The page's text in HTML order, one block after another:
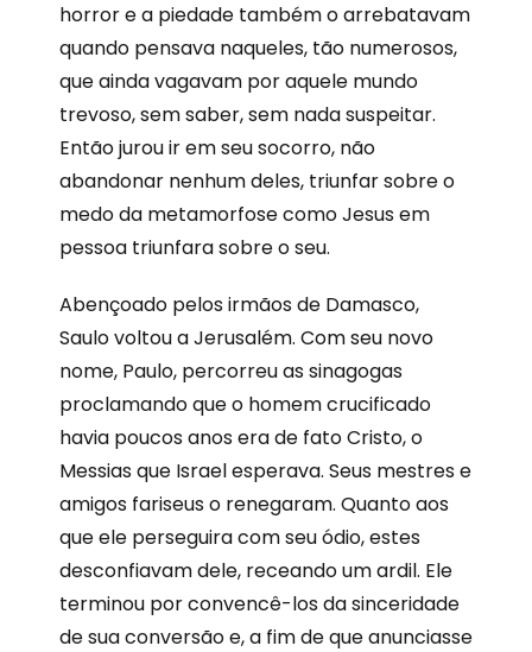
horror e a piedade também o arrebatavam
quando pensava naqueles, tão numerosos,
que ainda vagavam por aquele mundo
trevoso, sem saber, sem nada suspeitar.
Então jurou ir em seu socorro, não
abandonar nenhum deles, triunfar sobre o
medo da metamorfose como Jesus em
pessoa triunfara sobre o seu.
Abençoado pelos irmãos de Damasco,
Saulo voltou a Jerusalém. Com seu novo
nome, Paulo, percorreu as sinagogas
proclamando que o homem crucificado
havia poucos anos era de fato Cristo, o
Messias que Israel esperava. Seus mestres e
amigos fariseus o renegaram. Quanto aos
que ele perseguira com seu ódio, estes
desconfiavam dele, receando um ardil. Ele
terminou por convencê-los da sinceridade
de sua conversão e, a fim de que anunciasse